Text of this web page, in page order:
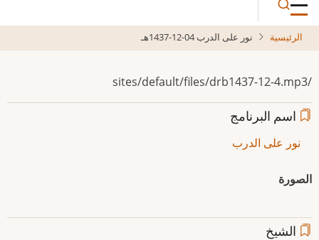
الرئيسية نور على الدرب 04-12-1437هـ
/sites/default/files/drb1437-12-4.mp3
اسم البرنامج
نور على الدرب
الصورة
الشيخ